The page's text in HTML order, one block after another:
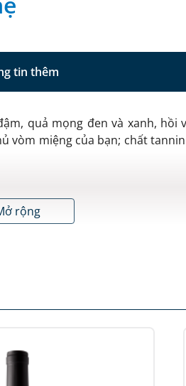
tin thêm
quả mọng đen và xanh,
miệng của bạn; chất
rộng